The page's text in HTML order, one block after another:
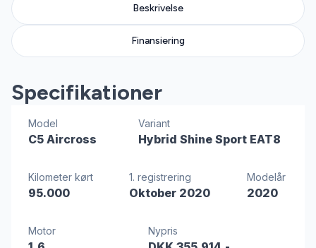
Beskrivelse
Finansiering
Specifikationer
Model
C5 Aircross
Variant
Hybrid Shine Sport EAT8
Kilometer kørt
95.000
1. registrering
Oktober 2020
Modelår
2020
Motor Nypris